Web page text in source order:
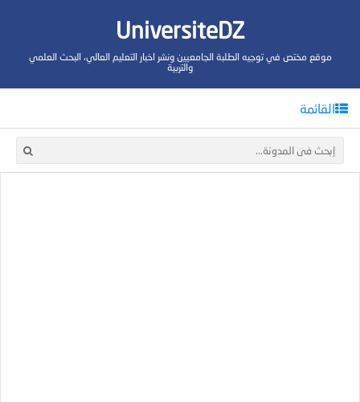
UniversiteDZ
موقع مختص في توجيه الطلبة الجامعيين ونشر اخبار التعليم العالي، البحث العلمي
والتربية
القائمة